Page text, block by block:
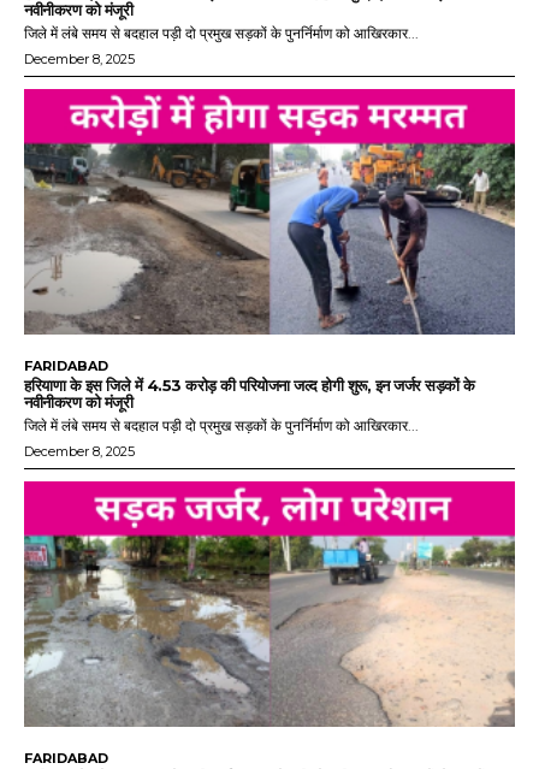
नवीनीकरण को मंजूरी
जिले में लंबे समय से बदहाल पड़ी दो प्रमुख सड़कों के पुनर्निर्माण को आखिरकार...
December 8, 2025
FARIDABAD
हरियाणा के इस जिले में 4.53 करोड़ की परियोजना जल्द होगी शुरू, इन जर्जर सड़कों के
नवीनीकरण को मंजूरी
जिले में लंबे समय से बदहाल पड़ी दो प्रमुख सड़कों के पुनर्निर्माण को आखिरकार...
December 8, 2025
FARIDABAD